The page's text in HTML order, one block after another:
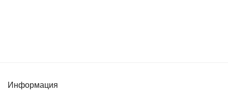
Информация